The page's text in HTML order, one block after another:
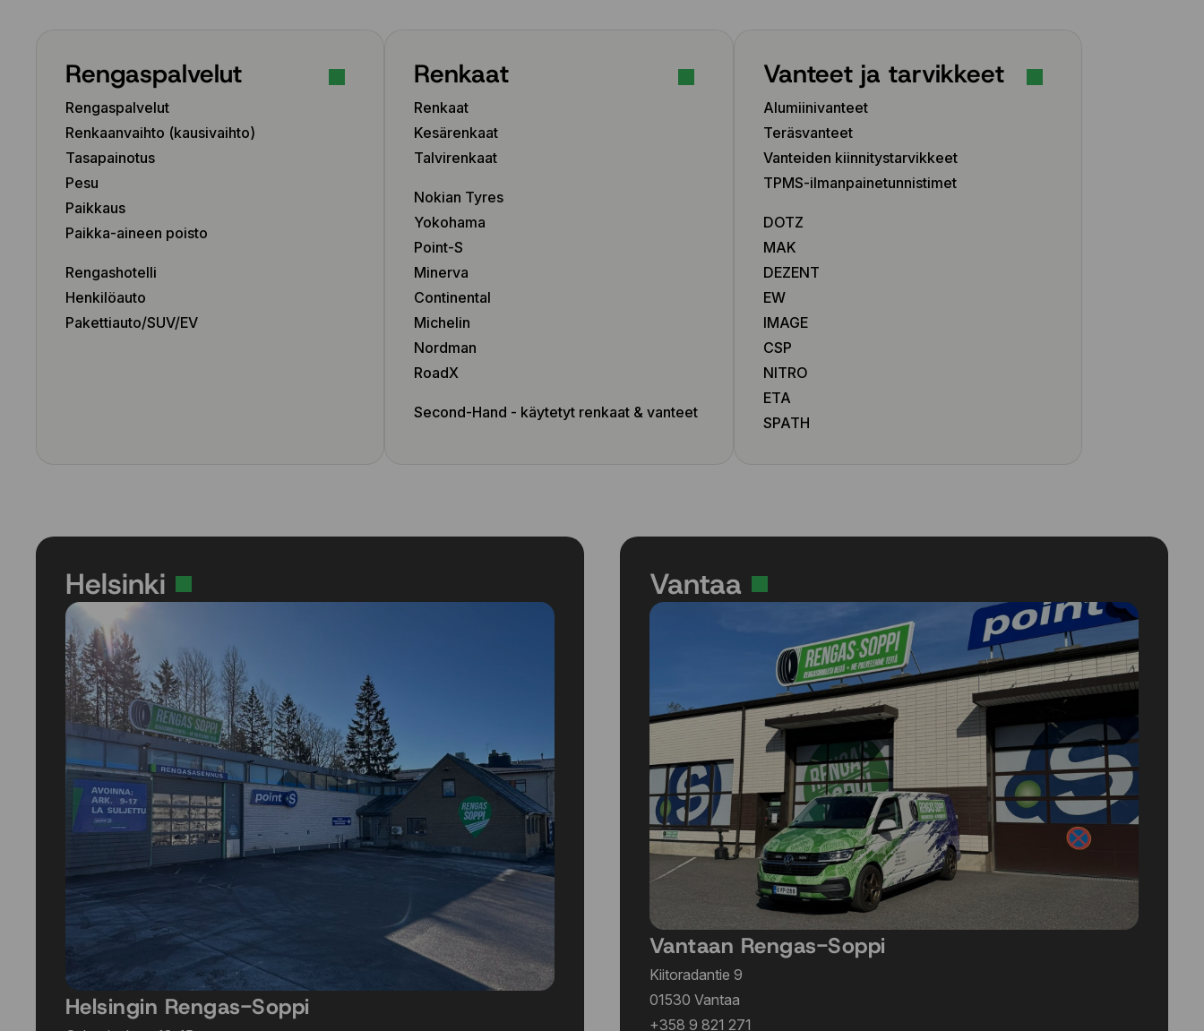
Rengaspalvelut
Rengaspalvelut
Renkaanvaihto (kausivaihto)
Tasapainotus
Pesu
Paikkaus
Paikka-aineen poisto
Rengashotelli
Henkilöauto
Pakettiauto/SUV/EV
Renkaat
Renkaat
Kesärenkaat
Talvirenkaat
Nokian Tyres
Yokohama
Point-S
Minerva
Continental
Michelin
Nordman
RoadX
Second-Hand - käytetyt renkaat & vanteet
Vanteet ja tarvikkeet
Alumiinivanteet
Teräsvanteet
Vanteiden kiinnitystarvikkeet
TPMS-ilmanpainetunnistimet
DOTZ
MAK
DEZENT
EW
IMAGE
CSP
NITRO
ETA
SPATH
Helsinki
Helsingin Rengas-Soppi
Vantaa
Vantaan Rengas-Soppi
Kiitoradantie 9
01530 Vantaa
+358 9 821 271